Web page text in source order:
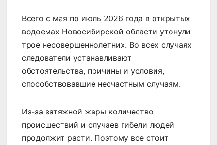
Всего с мая по июль 2026 года в открытых
водоемах Новосибирской области утонули
трое несовершеннолетних. Во всех случаях
следователи устанавливают
обстоятельства, причины и условия,
способствовавшие несчастным случаям.
Из-за затяжной жары количество
происшествий и случаев гибели людей
продолжит расти. Поэтому все стоит